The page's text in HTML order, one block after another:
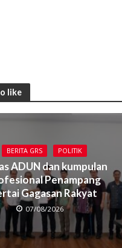
like
BERITA GRS POLITIK
ADUN dan kumpulan
Penampang
Gagasan Rakyat
07/08/2026